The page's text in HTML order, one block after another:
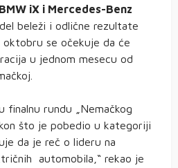
iX i Mercedes-Benz
beleži i odlične rezultate
oktobru se očekuje da će
u jednom mesecu od
finalnu rundu „Nemačkog
što je pobedio u kategoriji
da je reč o lideru na
automobila,“ rekao je